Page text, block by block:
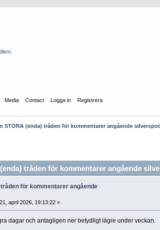
Media Contact Logga in Registrera
STORA (enda) tråden för kommentarer angående silverspot
tråden för kommentarer angående
tråden för kommentarer angående
april 2026, 19:13:22 »
dagar och antagligen ner betydligt lägre under veckan.